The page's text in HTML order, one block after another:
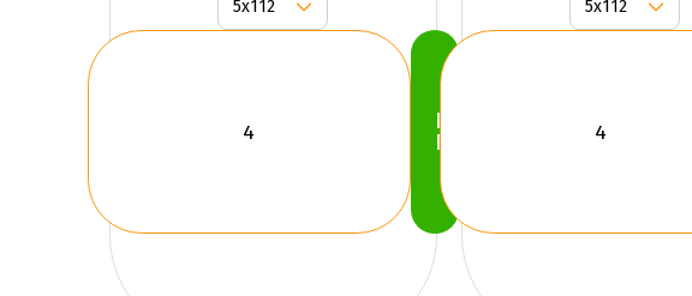
Köp
Nu